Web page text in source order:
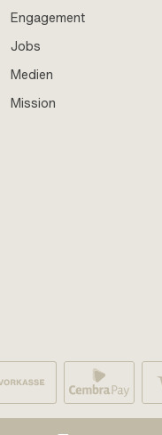
Engagement
Jobs
Medien
Mission